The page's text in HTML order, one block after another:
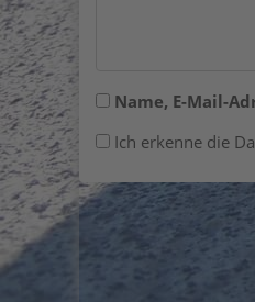
Name, E-Mail-
Ich erkenne die